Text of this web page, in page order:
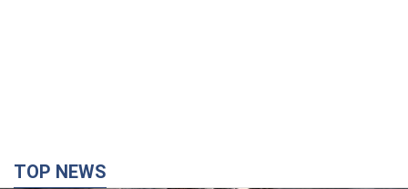
Кремль "спалює" останні запаси балістики в